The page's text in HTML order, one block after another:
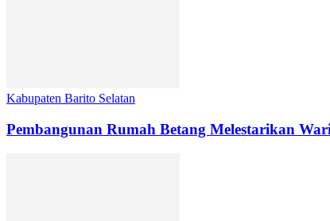
Kabupaten Barito Selatan
Pembangunan Rumah Betang Melestarikan